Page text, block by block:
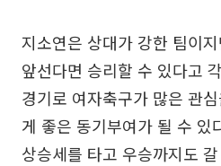
지소연은 상대가 강한 팀이
앞선다면 승리할 수 있다고
경기로 여자축구가 많은 관
게 좋은 동기부여가 될 수 있
상승세를 타고 우승까지도